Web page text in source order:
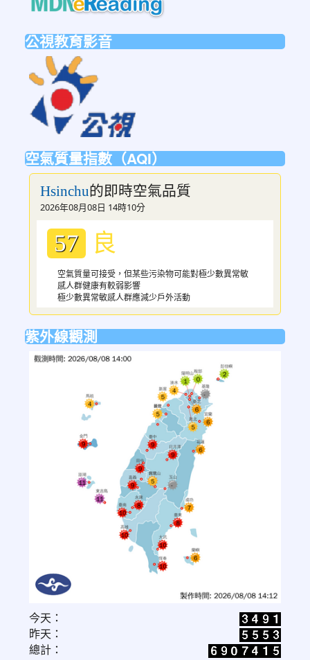
公視教育影音
空氣質量指數（AQI）
Hsinchu的即時空氣品質
2026年08月08日 14時10分
57 良
空氣質量可接受，但某些污染物可能對極少數異常敏
感人群健康有較弱影響
極少數異常敏感人群應減少戶外活動
紫外線觀測
link
to
https://www.cwa.gov.tw/V8/C/W/OBS_UVI.html
今天：
昨天：
總計：